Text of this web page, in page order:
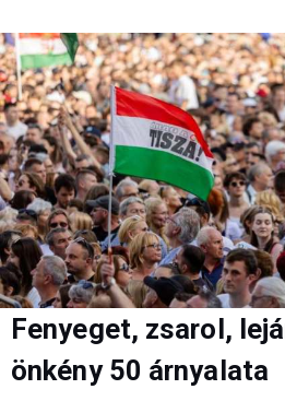
Fenyeget, zsarol,
önkény 50 árnyalata